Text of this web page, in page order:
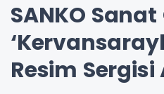
SANKO
Resim Sergisi